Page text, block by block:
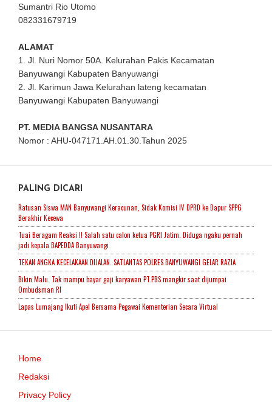
Sumantri Rio Utomo
082331679719
ALAMAT
1. Jl. Nuri Nomor 50A. Kelurahan Pakis Kecamatan
Banyuwangi Kabupaten Banyuwangi
2. Jl. Karimun Jawa Kelurahan lateng kecamatan
Banyuwangi Kabupaten Banyuwangi
PT. MEDIA BANGSA NUSANTARA
Nomor : AHU-047171.AH.01.30.Tahun 2025
PALING DICARI
Ratusan Siswa MAN Banyuwangi Keracunan, Sidak Komisi IV DPRD ke Dapur SPPG
Berakhir Kecewa
Tuai Beragam Reaksi !! Salah satu calon ketua PGRI Jatim. Diduga ngaku pernah
jadi kepala BAPEDDA Banyuwangi
TEKAN ANGKA KECELAKAAN DIJALAN. SATLANTAS POLRES BANYUWANGI GELAR RAZIA
Bikin Malu. Tak mampu bayar gaji karyawan PT.PBS mangkir saat dijumpai
Ombudsman RI
Lapas Lumajang Ikuti Apel Bersama Pegawai Kementerian Secara Virtual
Home
Redaksi
Privacy Policy